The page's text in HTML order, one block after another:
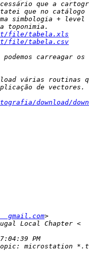
file/tabela.xls
file/tabela.csv
download/
gmail.com